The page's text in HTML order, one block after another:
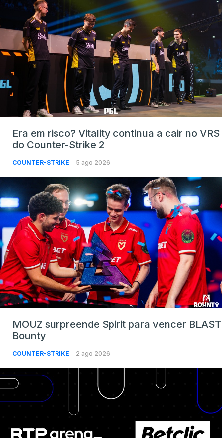
Era em risco? Vitality continua a cair no VRS
do Counter-Strike 2
COUNTER-STRIKE 5 ago 2026
MOUZ surpreende Spirit para vencer BLAST
Bounty
COUNTER-STRIKE 2 ago 2026